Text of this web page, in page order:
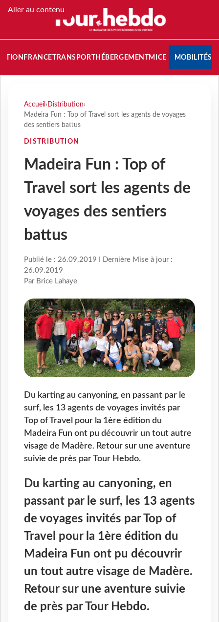
Aller au contenu
FRANCETRANSPORT HÉBERGEMENTMICE MOBILITÉS
Accueil › Distribution›
Madeira Fun : Top of Travel sort les agents de voyages
des sentiers battus
DISTRIBUTION
Madeira Fun : Top of
Travel sort les agents de
voyages des sentiers
battus
Publié le : 26.09.2019 I Dernière Mise à jour :
26.09.2019
Par Brice Lahaye
Du karting au canyoning, en passant par le
surf, les 13 agents de voyages invités par
Top of Travel pour la 1ère édition du
Madeira Fun ont pu découvrir un tout autre
visage de Madère. Retour sur une aventure
suivie de près par Tour Hebdo.
Du karting au canyoning, en
passant par le surf, les 13 agents
de voyages invités par Top of
Travel pour la 1ère édition du
Madeira Fun ont pu découvrir
un tout autre visage de Madère.
Retour sur une aventure suivie
de près par Tour Hebdo.